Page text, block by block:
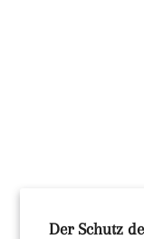
Der Schutz